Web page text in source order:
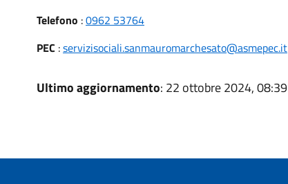
Telefono :0962 53764
PEC :servizisociali.sanmauromarchesato@asmepec.it
Ultimo aggiornamento: 22 ottobre 2024, 08:39